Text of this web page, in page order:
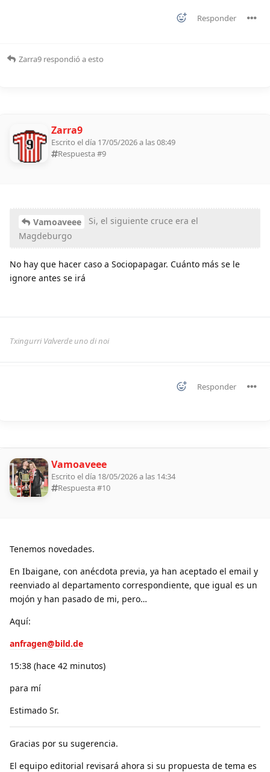
Responder
Zarra9 respondió a esto
Zarra9
Escrito el día 17/05/2026 a las 08:49
Respuesta #9
Vamoaveee
Si, el siguiente cruce era el
Magdeburgo
No hay que hacer caso a Sociopapagar. Cuánto más se le
ignore antes se irá
Txingurri Valverde uno di noi
Responder
Vamoaveee
Escrito el día 18/05/2026 a las 14:34
Respuesta #10
Tenemos novedades.
En Ibaigane, con anécdota previa, ya han aceptado el email y
reenviado al departamento correspondiente, que igual es un
mojón y han pasado de mi, pero…
Aquí:
anfragen@bild.de
15:38 (hace 42 minutos)
para mí
Estimado Sr.
Gracias por su sugerencia.
El equipo editorial revisará ahora si su propuesta de tema es